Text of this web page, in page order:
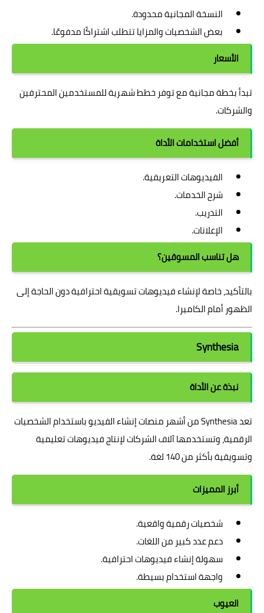
النسخة المجانية محدودة.
بعض الشخصيات والمزايا تتطلب اشتراكًا مدفوعًا.
الأسعار
تبدأ بخطة مجانية مع توفر خطط شهرية للمستخدمين المحترفين
والشركات.
أفضل استخدامات الأداة
الفيديوهات التعريفية.
شرح الخدمات.
التدريب.
الإعلانات.
هل تناسب المسوقين؟
بالتأكيد، خاصة لإنشاء فيديوهات تسويقية احترافية دون الحاجة إلى
الظهور أمام الكاميرا.
Synthesia
نبذة عن الأداة
تعد Synthesia من أشهر منصات إنشاء الفيديو باستخدام الشخصيات
الرقمية، وتستخدمها آلاف الشركات لإنتاج فيديوهات تعليمية
وتسويقية بأكثر من 140 لغة.
أبرز المميزات
شخصيات رقمية واقعية.
دعم عدد كبير من اللغات.
سهولة إنشاء فيديوهات احترافية.
واجهة استخدام بسيطة.
العيوب